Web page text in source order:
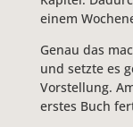
einem
Genau das
und setzte es
Vorstellung.
erstes Buch